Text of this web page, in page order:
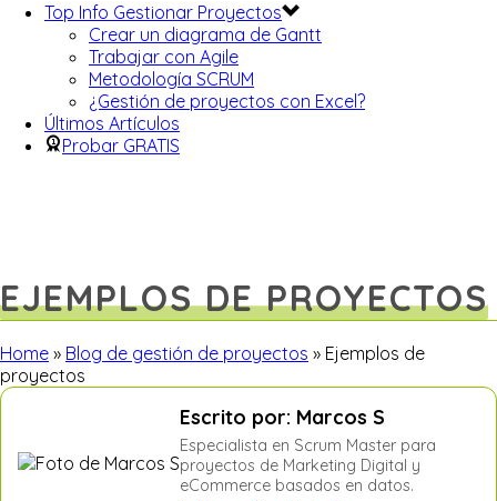
Top Info Gestionar Proyectos
Crear un diagrama de Gantt
Trabajar con Agile
Metodología SCRUM
¿Gestión de proyectos con Excel?
Últimos Artículos
Probar GRATIS
EJEMPLOS DE PROYECTOS
Home » Blog de gestión de proyectos » Ejemplos de
proyectos
Escrito por: Marcos S
Especialista en Scrum Master para
proyectos de Marketing Digital y
eCommerce basados en datos.